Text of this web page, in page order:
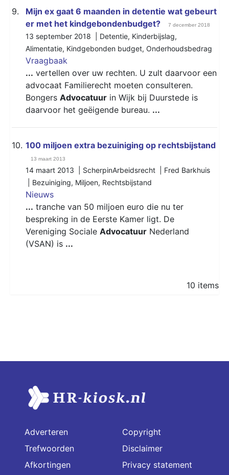
9.
Mijn ex gaat 6 maanden in detentie wat gebeurt
er met het kindgebondenbudget?
7 december 2018
13 september 2018 | Detentie, Kinderbijslag,
Alimentatie, Kindgebonden budget, Onderhoudsbedrag
Vraagbaak
... vertellen over uw rechten. U zult daarvoor een
advocaat Familierecht moeten consulteren.
Bongers Advocatuur in Wijk bij Duurstede is
daarvoor het geëigende bureau. ...
10. 100 miljoen extra bezuiniging op rechtsbijstand
13 maart 2013
14 maart 2013 | ScherpinArbeidsrecht | Fred Barkhuis
Bezuiniging, Miljoen, Rechtsbijstand
Nieuws
... tranche van 50 miljoen euro die nu ter
bespreking in de Eerste Kamer ligt. De
Vereniging Sociale Advocatuur Nederland
(VSAN) is ...
10 items
Adverteren
Trefwoorden
Afkortingen
Copyright
Disclaimer
Privacy statement